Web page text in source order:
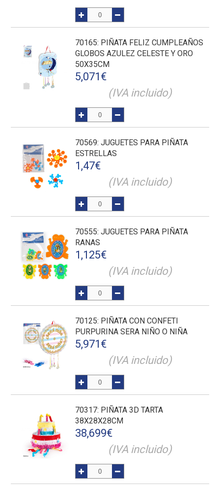
70165: PIÑATA FELIZ CUMPLEAÑOS
GLOBOS AZULEZ CELESTE Y ORO
50X35CM
5,071 €
(IVA incluido)
70569: JUGUETES PARA PIÑATA
ESTRELLAS
1,47€
(IVA incluido)
70555: JUGUETES PARA PIÑATA
RANAS
1,125€
(IVA incluido)
70125: PIÑATA CON CONFETI
PURPURINA SERA NIÑO O NIÑA
5,971 €
(IVA incluido)
70317: PIÑATA 3D TARTA
38X28X28CM
38,699€
(IVA incluido)